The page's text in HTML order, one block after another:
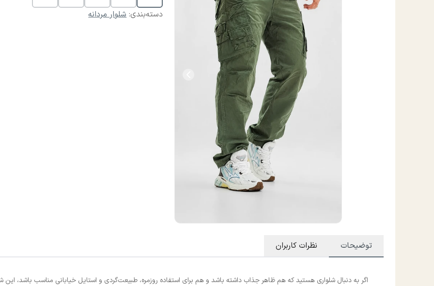
دسته‌بندی:شلوار مردانه
توضیحات نظرات کاربران
اگر به دنبال شلواری هستید که هم ظاهر جذاب داشته باشد و هم برای استفاده روزمره، طبیعت‌گردی و استایل خیابانی مناسب باشد،